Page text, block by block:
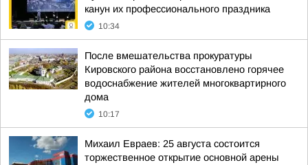
канун их профессионального праздника
10:34
После вмешательства прокуратуры
Кировского района восстановлено горячее
водоснабжение жителей многоквартирного
дома
10:17
Михаил Евраев: 25 августа состоится
торжественное открытие основной арены